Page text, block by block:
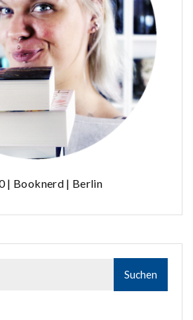
| Booknerd | Berlin